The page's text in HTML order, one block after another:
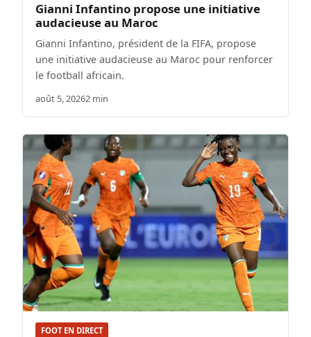
Gianni Infantino propose une initiative
audacieuse au Maroc
Gianni Infantino, président de la FIFA, propose
une initiative audacieuse au Maroc pour renforcer
le football africain.
août 5, 20262 min
FOOT EN DIRECT